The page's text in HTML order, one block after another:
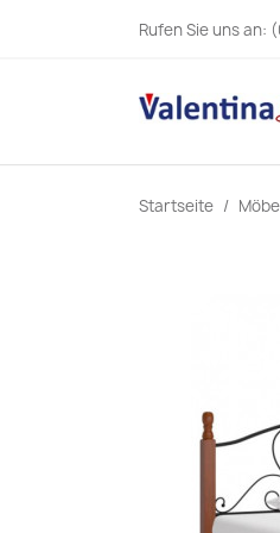
Rufen Sie uns an:
Startseite